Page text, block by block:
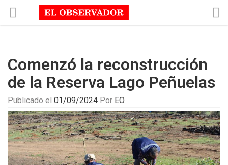
Comenzó la reconstrucción
de la Reserva Lago Peñuelas
Publicado el 01/09/2024 Por EO